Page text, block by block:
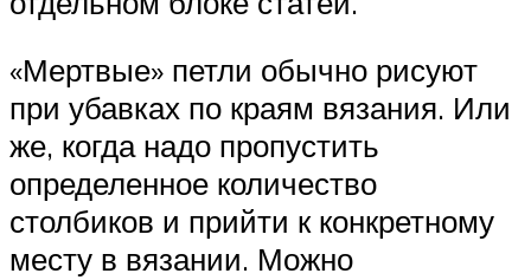
«Мертвые» петли обычно рисуют
при убавках по краям вязания. Или
же, когда надо пропустить
определенное количество
столбиков и прийти к конкретному
месту в вязании. Можно